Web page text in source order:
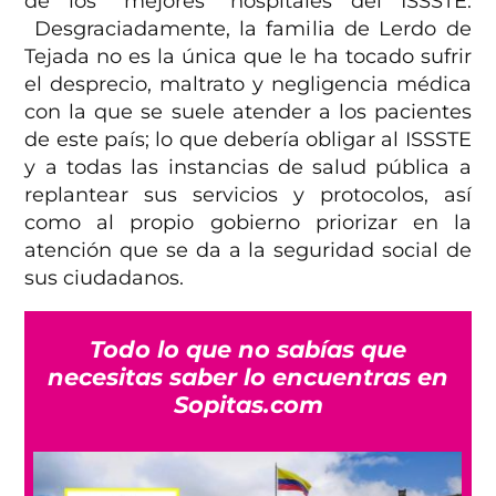
Desgraciadamente, la familia de Lerdo de
Tejada no es la única que le ha tocado sufrir
el desprecio, maltrato y negligencia médica
con la que se suele atender a los pacientes
de este país; lo que debería obligar al ISSSTE
y a todas las instancias de salud pública a
replantear sus servicios y protocolos, así
como al propio gobierno priorizar en la
atención que se da a la seguridad social de
sus ciudadanos.
Todo lo que no sabías que
necesitas saber lo encuentras en
Sopitas.com